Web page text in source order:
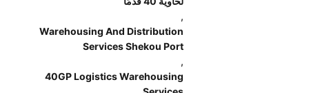
Warehousing And Distribution
Services Shekou Port
40GP Logistics Warehousing